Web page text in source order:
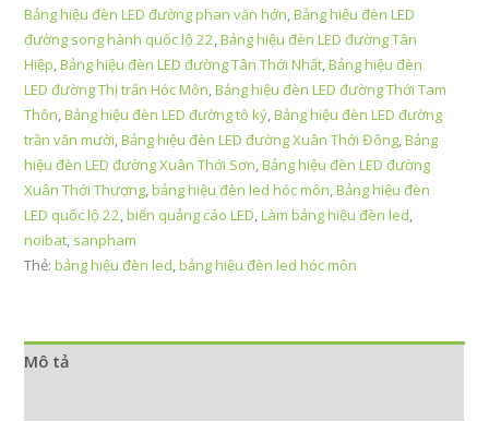
Bảng hiệu đèn LED đường phan văn hớn,Bảng hiệu đèn LED
đường song hành quốc lộ 22,Bảng hiệu đèn LED đường Tân
Hiệp,Bảng hiệu đèn LED đường Tân Thới Nhất,Bảng hiệu đèn
LED đường Thị trấn Hóc Môn,Bảng hiệu đèn LED đường Thới Tam
Thôn,Bảng hiệu đèn LED đường tô ký,Bảng hiệu đèn LED đường
trần văn mười,Bảng hiệu đèn LED đường Xuân Thới Đông,Bảng
hiệu đèn LED đường Xuân Thới Sơn,Bảng hiệu đèn LED đường
Xuân Thới Thượng,bảng hiệu đèn led hóc môn,Bảng hiệu đèn
LED quốc lộ 22,biển quảng cáo LED,Làm bảng hiệu đèn led,
noibat, sanpham
Thẻ:bảng hiệu đèn led,bảng hiệu đèn led hóc môn
Mô tả